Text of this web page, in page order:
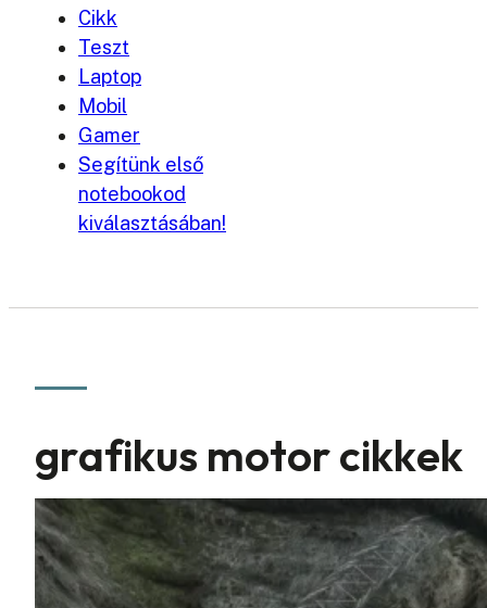
Cikk
Teszt
Laptop
Mobil
Gamer
Segítünk első
notebookod
kiválasztásában!
grafikus motor cikkek